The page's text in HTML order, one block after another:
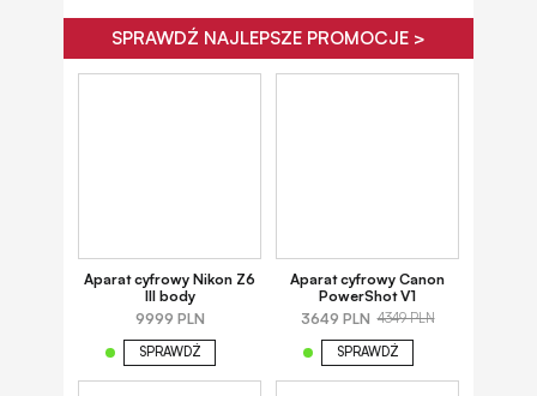
SPRAWDŹ NAJLEPSZE PROMOCJE >
Aparat cyfrowy Nikon Z6
III body
9999 PLN
SPRAWDŹ
Aparat cyfrowy Canon
PowerShot V1
3649 PLN 4349 PLN
SPRAWDŹ